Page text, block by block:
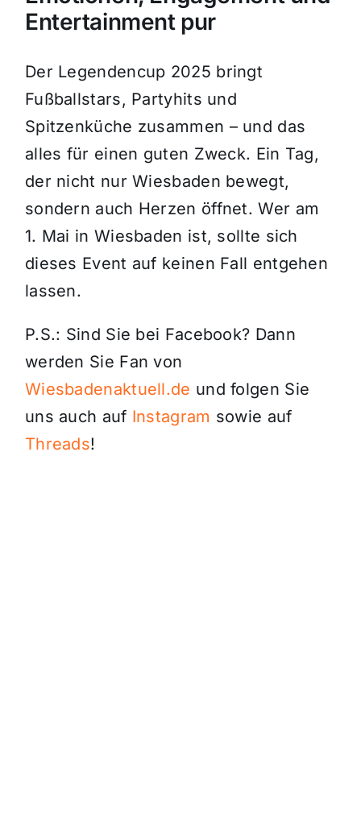
Entertainment pur
Der Legendencup 2025 bringt
Fußballstars, Partyhits und
Spitzenküche zusammen – und das
alles für einen guten Zweck. Ein Tag,
der nicht nur Wiesbaden bewegt,
sondern auch Herzen öffnet. Wer am
1. Mai in Wiesbaden ist, sollte sich
dieses Event auf keinen Fall entgehen
lassen.
P.S.: Sind Sie bei Facebook? Dann
werden Sie Fan von
Wiesbadenaktuell.de und folgen Sie
uns auch auf Instagram sowie auf
Threads!